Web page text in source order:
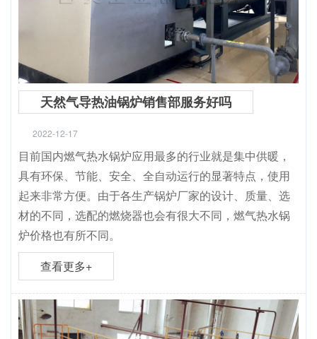
天然气导热油锅炉销售部服务好吗
2022-12-17
目前国内燃气热水锅炉应用最多的行业就是集中供暖，
具有环保、节能、安全、全自动运行的显著特点，使用
起来非常方便。由于各生产锅炉厂家的设计、质量、选
材的不同，选配的燃烧器也会有很大不同，燃气热水锅
炉价格也有所不同。
查看更多+